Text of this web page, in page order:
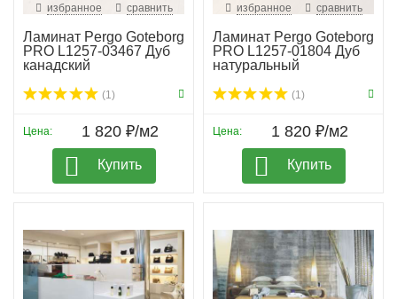
избранное сравнить
Ламинат Pergo Goteborg
PRO L1257-03467 Дуб
канадский
(1)
Цена: 1 820 ₽/м2
Купить
избранное сравнить
Ламинат Pergo Goteborg
PRO L1257-01804 Дуб
натуральный
(1)
Цена: 1 820 ₽/м2
Купить